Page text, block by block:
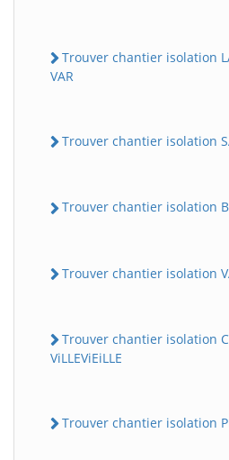
Trouver chantier isolation
VAR
Trouver chantier isolation
Trouver chantier isolation
Trouver chantier isolation
Trouver chantier isolation
ViLLEViEiLLE
Trouver chantier isolation